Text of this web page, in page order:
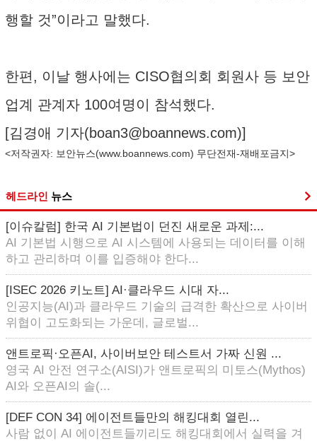
행할 것”이라고 말했다.
한편, 이날 행사에는 CISO협의회 회원사 등 보안
업계 관계자 100여명이 참석했다.
[김경애 기자(boan3@boannews.com)]
<저작권자: 보안뉴스(www.boannews.com) 무단전재-재배포금지>
헤드라인 뉴스
[이슈칼럼] 한국 AI 기본법이 던진 새로운 과제:...
AI 기본법 시행으로 AI 시스템에 사용되는 데이터를 이해
하고 관리하며 이를 입증해야 한다...
[ISEC 2026 키노트] AI·클라우드 시대 자...
인공지능(AI)과 클라우드 기술의 급격한 확산으로 사이버
위협이 고도화되는 가운데, 글로벌...
앤트로픽·오픈AI, 사이버보안 테스트서 가짜 신원 ...
영국 AI 안전 연구소(AISI)가 앤트로픽의 미토스(Mythos)
AI와 오픈AI의 솔(...
[DEF CON 34] 에이전트들만의 해킹대회 열린...
사람 없이 AI 에이전트들끼리도 해킹대회에서 실력을 겨